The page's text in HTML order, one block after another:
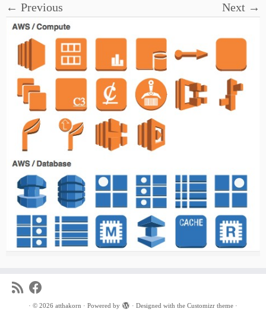
← Previous Next →
· © 2026 atthakorn · Powered by · Designed with the Customizr theme ·